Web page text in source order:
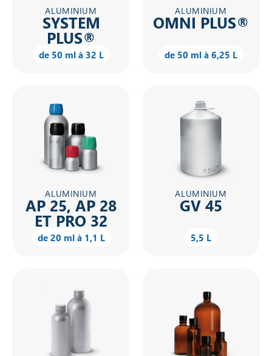
ALUMINIUM
SYSTEM
PLUS®
de 50 ml à 32 L
ALUMINIUM
OMNI PLUS®
de 50 ml à 6,25 L
ALUMINIUM
AP 25, AP 28
ET PRO 32
de 20 ml à 1,1 L
ALUMINIUM
GV 45
5,5 L